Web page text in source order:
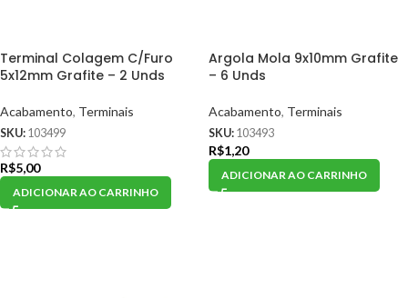
Terminal Colagem C/Furo
5x12mm Grafite – 2 Unds
Acabamento, Terminais
SKU: 103499
R$5,00
ADICIONAR AO CARRINHO
Argola Mola 9x10mm Grafite
– 6 Unds
Acabamento, Terminais
SKU: 103493
R$1,20
ADICIONAR AO CARRINHO